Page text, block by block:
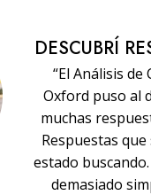
DESCUBRÍ
“El Análisis de
Oxford puso al
muchas
Respuestas
estado
demasiado